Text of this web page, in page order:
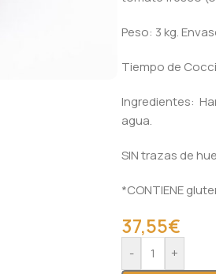
Peso: 3 kg.
Tiempo de
Ingredientes:
agua.
SIN trazas de
*CONTIENE
37,55€
- +
Alternative: